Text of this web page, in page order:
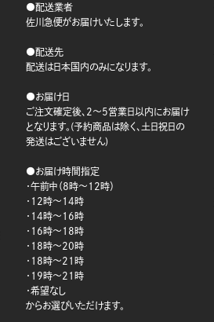
●配送業者
佐川急便がお届けいたします。
●配送先
配送は日本国内のみになります。
●お届け日
ご注文確定後、2～5営業日以内にお届け
となります。(予約商品は除く、土日祝日の
発送はございません)
●お届け時間指定
・午前中（8時～12時）
・12時～14時
・14時～16時
・16時～18時
・18時～20時
・18時～21時
・19時～21時
・希望なし
からお選びいただけます。